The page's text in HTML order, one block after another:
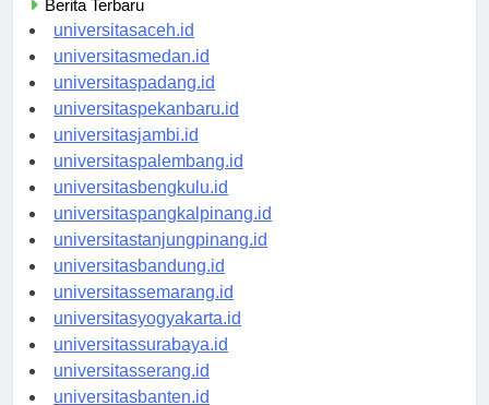
Berita Terbaru
universitasaceh.id
universitasmedan.id
universitaspadang.id
universitaspekanbaru.id
universitasjambi.id
universitaspalembang.id
universitasbengkulu.id
universitaspangkalpinang.id
universitastanjungpinang.id
universitasbandung.id
universitassemarang.id
universitasyogyakarta.id
universitassurabaya.id
universitasserang.id